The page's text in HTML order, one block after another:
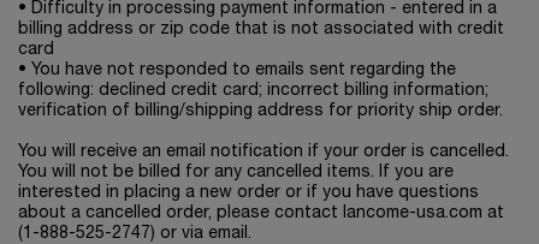
• Difficulty in processing payment information - entered in a
billing address or zip code that is not associated with credit
card
• You have not responded to emails sent regarding the
following: declined credit card; incorrect billing information;
verification of billing/shipping address for priority ship order.
You will receive an email notification if your order is cancelled.
You will not be billed for any cancelled items. If you are
interested in placing a new order or if you have questions
about a cancelled order, please contact lancome-usa.com at
(1-888-525-2747) or via email.